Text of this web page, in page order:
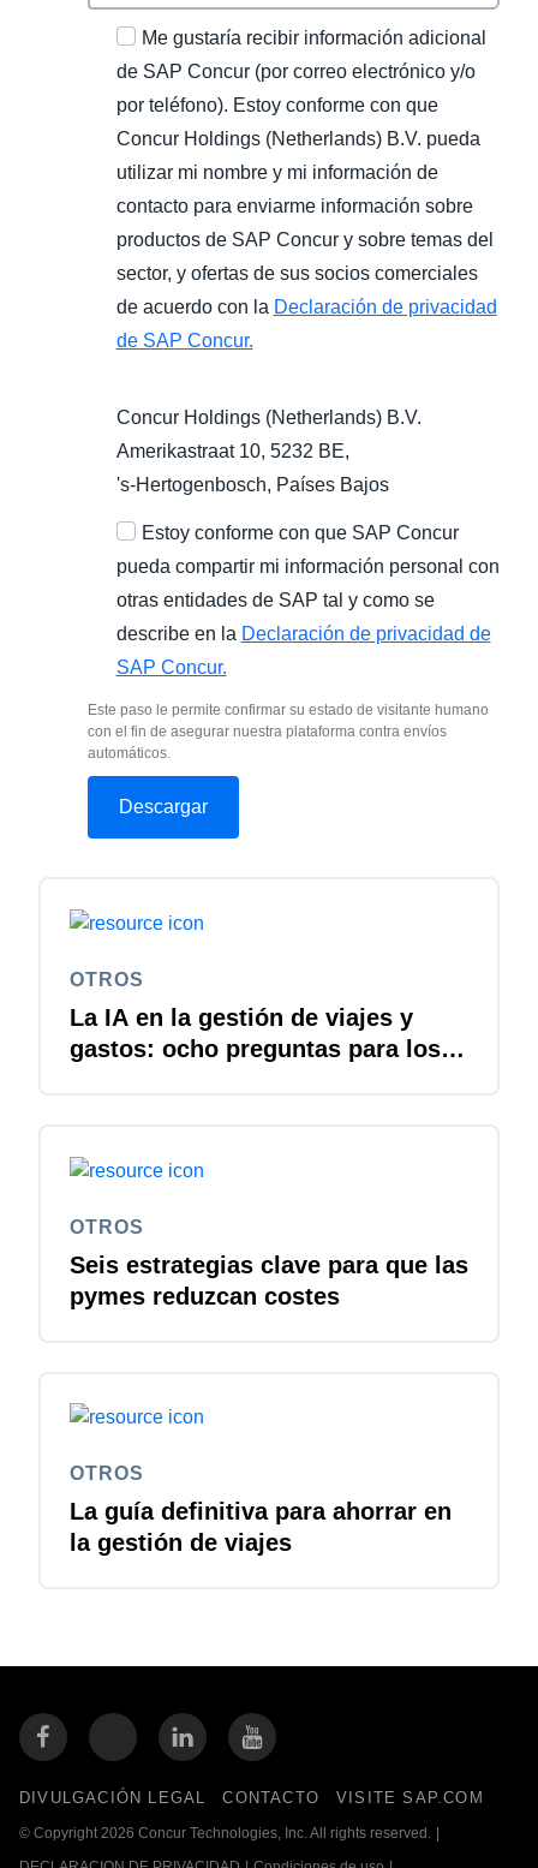
Me gustaría recibir información adicional
de SAP Concur (por correo electrónico y/o
por teléfono). Estoy conforme con que
Concur Holdings (Netherlands) B.V. pueda
utilizar mi nombre y mi información de
contacto para enviarme información sobre
productos de SAP Concur y sobre temas del
sector, y ofertas de sus socios comerciales
de acuerdo con la Declaración de privacidad
de SAP Concur.
Concur Holdings (Netherlands) B.V.
Amerikastraat 10, 5232 BE,
's-Hertogenbosch, Países Bajos
Estoy conforme con que SAP Concur
pueda compartir mi información personal con
otras entidades de SAP tal y como se
describe en la Declaración de privacidad de
SAP Concur.
Este paso le permite confirmar su estado de visitante humano
con el fin de asegurar nuestra plataforma contra envíos
automáticos.
OTROS
La IA en la gestión de viajes y
gastos: ocho preguntas para los
OTROS
Seis estrategias clave para que las
pymes reduzcan costes
OTROS
La guía definitiva para ahorrar en
la gestión de viajes
DIVULGACIÓN LEGAL CONTACTO VISITE SAP.COM
© Copyright 2026 Concur Technologies, Inc. All rights reserved.